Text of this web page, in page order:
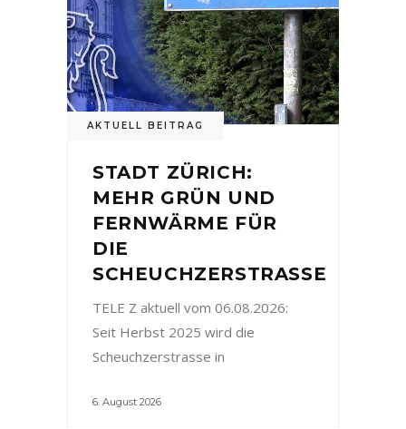
AKTUELL BEITRAG
STADT ZÜRICH:
MEHR GRÜN UND
FERNWÄRME FÜR
DIE
SCHEUCHZERSTRASSE
TELE Z aktuell vom 06.08.2026:
Seit Herbst 2025 wird die
Scheuchzerstrasse in
6. August 2026